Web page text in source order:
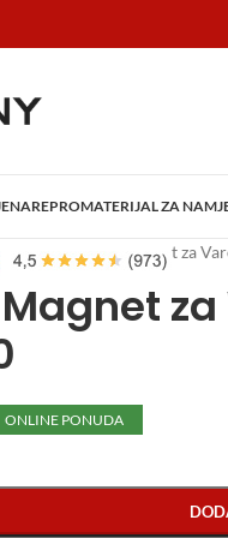
REPROMATERIJAL ZA
/ Kutni Magnet za
ONLINE PONUDA